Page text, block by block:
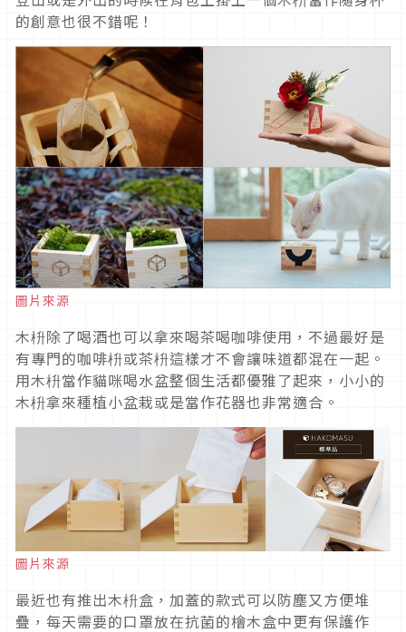
的創意也很不錯呢！
圖片來源
木枡除了喝酒也可以拿來喝茶喝咖啡使用，不過最好是
有專門的咖啡枡或茶枡這樣才不會讓味道都混在一起。
用木枡當作貓咪喝水盆整個生活都優雅了起來，小小的
木枡拿來種植小盆栽或是當作花器也非常適合。
圖片來源
最近也有推出木枡盒，加蓋的款式可以防塵又方便堆
疊，每天需要的口罩放在抗菌的檜木盒中更有保護作